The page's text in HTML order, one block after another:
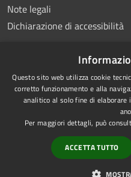
Note legali
Dichiarazione di accessibilità
RSS
Accessibilità
Privacy
Mappa del sito
Questo sito web utilizza cookie
corretto funzionamento e alla
analitico al solo fine di
Per maggiori dettagli, può
ACCETTA TUTTO